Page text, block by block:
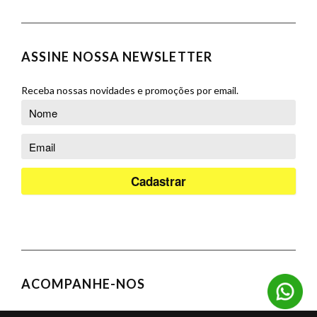
Blog
Orçamento
Aparadores
Cadeiras
Poltronas
Puffs
ASSINE NOSSA NEWSLETTER
Receba nossas novidades e promoções por email.
ACOMPANHE-NOS